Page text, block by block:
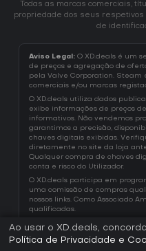
Todas as marcas comerciais,
propriedade dos seus
de
Aviso Legal: O XD.deals é um
de preços e agregação de
pela Valve Corporation. Steam
comerciais e/ou marcas
O XD.deals utiliza dados
exibe informações de preços
informativos. Não vendemos
garantimos a precisão,
chaves digitais exibidas.
diretamente no site da loja
Qualquer compra de chaves
conta e risco do Utilizador.
O XD.deals participa em
uma comissão de compras
nossos links. Como Associado
qualificadas.
Ao usar o XD.deals,
Política de Privacidade e